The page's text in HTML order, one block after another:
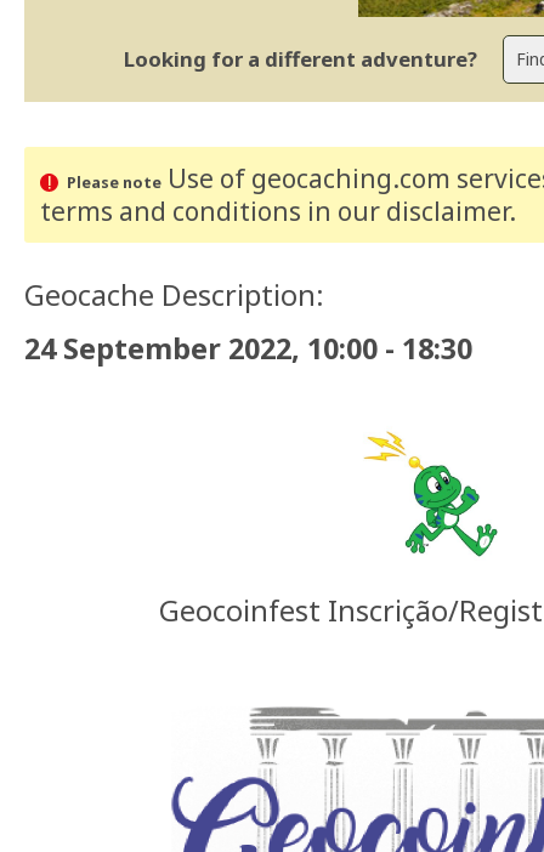
Looking for a different adventure?
Please noteUse of geocaching.com
terms and conditions in our disclaimer.
Geocache Description:
24 September 2022, 10:00 - 18:30
Geocoinfest Inscrição/